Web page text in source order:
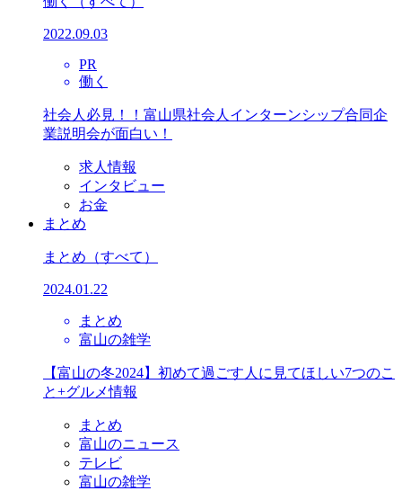
2022.09.03
PR
働く
社会人必見！！富山県社会人インターンシップ合同企
業説明会が面白い！
求人情報
インタビュー
お金
まとめ
まとめ （すべて）
2024.01.22
まとめ
富山の雑学
【富山の冬2024】初めて過ごす人に見てほしい7つのこ
と+グルメ情報
まとめ
富山のニュース
テレビ
富山の雑学